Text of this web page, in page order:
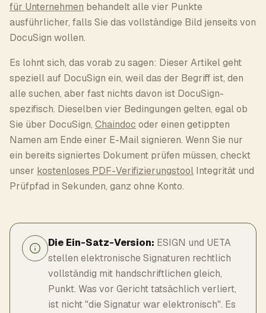
für Unternehmen behandelt alle vier Punkte
ausführlicher, falls Sie das vollständige Bild jenseits von
DocuSign wollen.
Es lohnt sich, das vorab zu sagen: Dieser Artikel geht
speziell auf DocuSign ein, weil das der Begriff ist, den
alle suchen, aber fast nichts davon ist DocuSign-
spezifisch. Dieselben vier Bedingungen gelten, egal ob
Sie über DocuSign, Chaindoc oder einen getippten
Namen am Ende einer E-Mail signieren. Wenn Sie nur
ein bereits signiertes Dokument prüfen müssen, checkt
unser kostenloses PDF-Verifizierungstool Integrität und
Prüfpfad in Sekunden, ganz ohne Konto.
Die Ein-Satz-Version: ESIGN und UETA
stellen elektronische Signaturen rechtlich
vollständig mit handschriftlichen gleich,
Punkt. Was vor Gericht tatsächlich verliert,
ist nicht "die Signatur war elektronisch". Es